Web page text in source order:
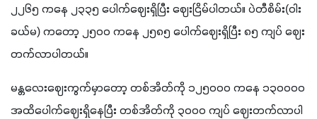
၂၂၆၅ ကနေ ၂၃၃၅ ပေါက်ဈေးရှိပြီး ဈေးငြိမ်ပါတယ်။ ပဲတီစိမ်း(ဝါး
ခယ်မ) ကတော့ ၂၅၀၀ ကနေ ၂၅၈၅ ပေါက်ဈေးရှိပြီး ၈၅ ကျပ် ဈေး
တက်လာပါတယ်။
မန္တလေးဈေးကွက်မှာတော့ တစ်အိတ်ကို ၁၂၅၀၀၀ ကနေ ၁၃၀၀၀၀
အထိပေါက်ဈေးရှိနေပြီး တစ်အိတ်ကို ၃၀၀၀ ကျပ် ဈေးတက်လာပါ